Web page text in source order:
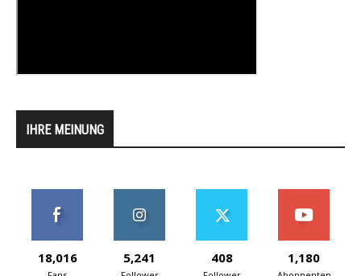
IHRE MEINUNG
18,016 5,241 408 1,180